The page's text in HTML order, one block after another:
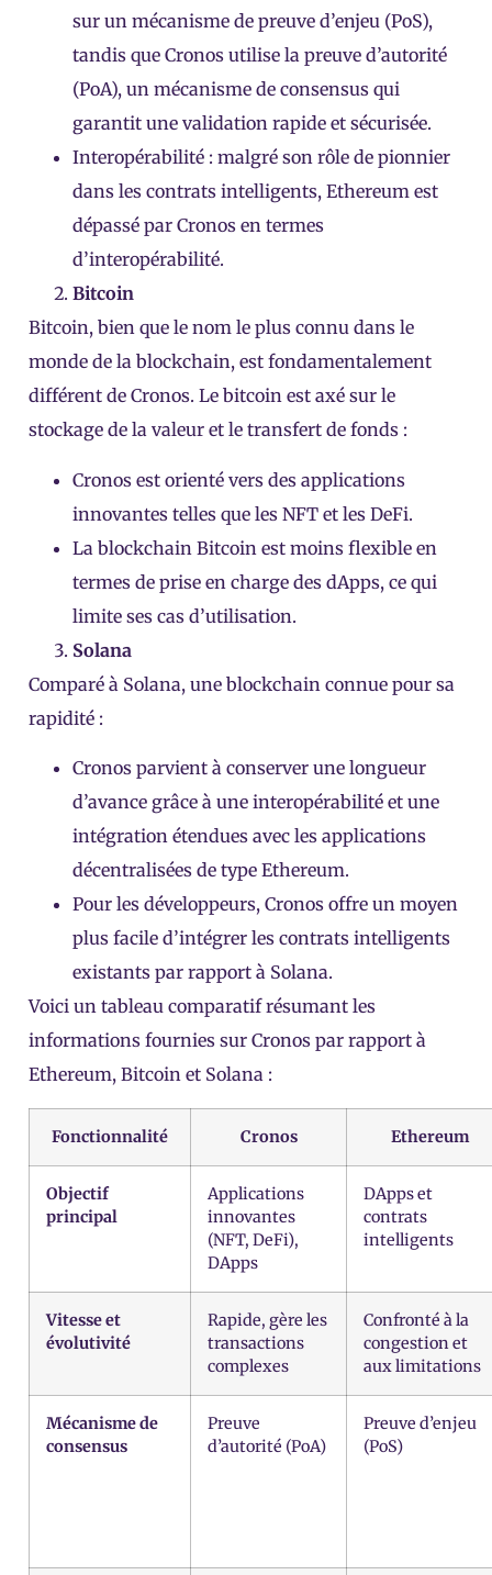
sur un mécanisme de preuve d’enjeu (PoS),
tandis que Cronos utilise la preuve d’autorité
(PoA), un mécanisme de consensus qui
garantit une validation rapide et sécurisée.
Interopérabilité : malgré son rôle de pionnier
dans les contrats intelligents, Ethereum est
dépassé par Cronos en termes
d’interopérabilité.
Bitcoin
Bitcoin, bien que le nom le plus connu dans le
monde de la blockchain, est fondamentalement
différent de Cronos. Le bitcoin est axé sur le
stockage de la valeur et le transfert de fonds :
Cronos est orienté vers des applications
innovantes telles que les NFT et les DeFi.
La blockchain Bitcoin est moins flexible en
termes de prise en charge des dApps, ce qui
limite ses cas d’utilisation.
Solana
Comparé à Solana, une blockchain connue pour sa
rapidité :
Cronos parvient à conserver une longueur
d’avance grâce à une interopérabilité et une
intégration étendues avec les applications
décentralisées de type Ethereum.
Pour les développeurs, Cronos offre un moyen
plus facile d’intégrer les contrats intelligents
existants par rapport à Solana.
Voici un tableau comparatif résumant les
informations fournies sur Cronos par rapport à
Ethereum, Bitcoin et Solana :
Fonctionnalité Cronos Ethereum
Objectif
principal
Applications
innovantes
(NFT, DeFi),
DApps
DApps et
contrats
intelligents
Vitesse et
évolutivité
Rapide, gère les
transactions
complexes
Confronté à la
congestion et
aux limitations
Mécanisme de
consensus
Preuve
d’autorité (PoA)
Preuve d’enjeu
(PoS)